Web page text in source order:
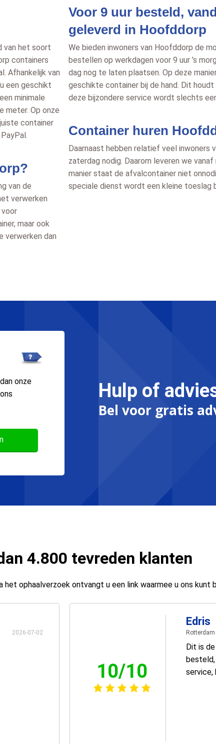
van het soort
containers
Afhankelijk van
een geschikt
minimale
meter. Op onze
container
van de
verwerken
maar ook
verwerken dan
Voor 9 uur besteld,
geleverd in Hoofddorp
We bieden inwoners van Hoofddorp de
bestellen op werkdagen voor 9 uur ’s
dag nog te laten plaatsen. Op deze
geschikte container bij de hand. Dit
deze bijzondere service wordt slechts
Container huren
Daarnaast hebben relatief veel inwoners
zaterdag nodig. Daarom leveren we
manier staat de afvalcontainer niet
speciale dienst wordt een kleine toeslag
onze
Hulp of
Bel voor gratis
4.800 tevreden klanten
het ophaalverzoek ontvangt u een link waarmee u ons kunt
2026-07-02
10/10
Edris
Rotterdam
Dit is
service,